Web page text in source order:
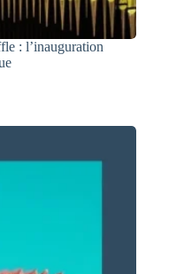
: l’inauguration